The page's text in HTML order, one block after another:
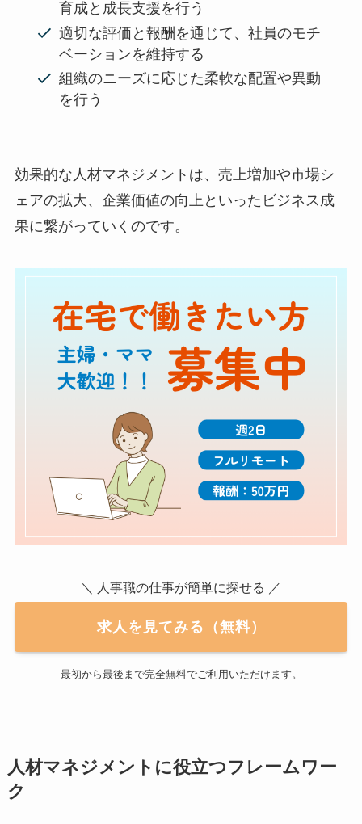
育成と成長支援を行う
適切な評価と報酬を通じて、社員のモチ
ベーションを維持する
組織のニーズに応じた柔軟な配置や異動
を行う
効果的な人材マネジメントは、売上増加や市場シ
ェアの拡大、企業価値の向上といったビジネス成
果に繋がっていくのです。
＼ 人事職の仕事が簡単に探せる ／
求人を見てみる（無料）
最初から最後まで完全無料でご利用いただけます。
人材マネジメントに役立つフレームワー
ク